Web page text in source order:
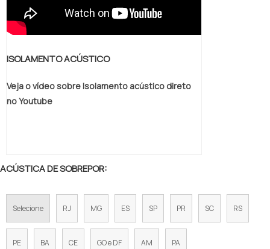
ISOLAMENTO ACÚSTICO
Veja o vídeo sobre Isolamento acústico direto
no Youtube
ACÚSTICA DE SOBREPOR:
Selecione RJ MG ES SP PR SC RS
PE BA CE GO e DF AM PA